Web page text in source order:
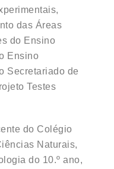
das Áreas
do Ensino
Ensino
Secretariado de
Testes
do Colégio
Naturais,
do 10.º ano,